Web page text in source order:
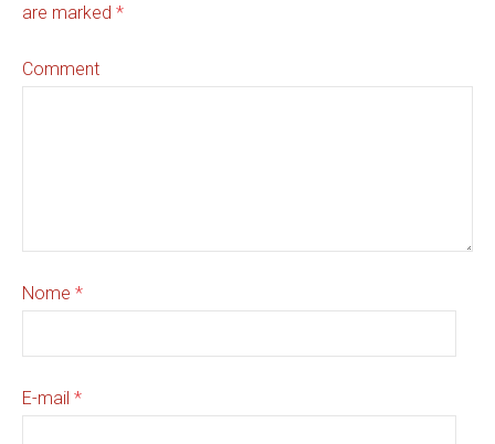
are marked *
Comment
Nome *
E-mail *